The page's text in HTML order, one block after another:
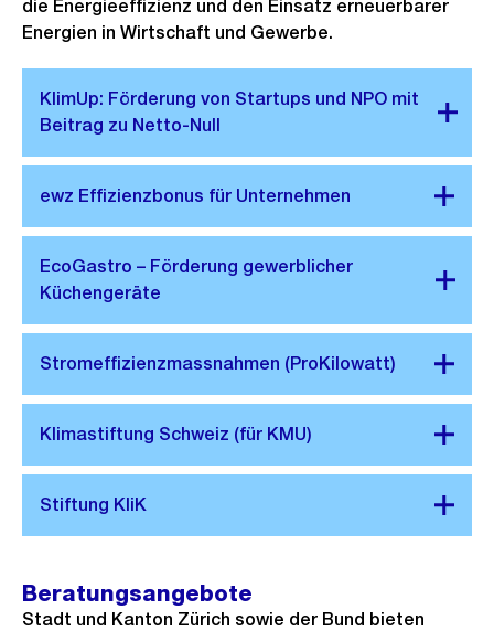
die Energieeffizienz und den Einsatz erneuerbarer
Energien in Wirtschaft und Gewerbe.
Beratungsangebote
Stadt und Kanton Zürich sowie der Bund bieten